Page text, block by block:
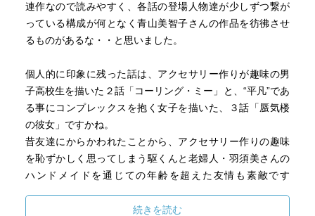
連作なので読みやすく、各話の登場人物達が少しずつ繋が
っている構成が何となく青山美智子さんの作品を彷彿させ
るものがあるな・・と思いました。
個人的に印象に残った話は、アクセサリー作りが趣味の男
子高校生を描いた２話「コーリング・ミー」と、“平凡”であ
る事にコンプレックスを抱く女子を描いた、３話「蜃気楼
の彼女」ですかね。
昔友達にからかわれたことから、アクセサリー作りの趣味
を恥ずかしく思ってしまう駆くんと老婦人・羽須美さんの
ハンドメイドを通じての年齢を超えた友情も素敵です
ちゃう朱音さんの心理描写もリアルで共感する人も多いの
続きを読む